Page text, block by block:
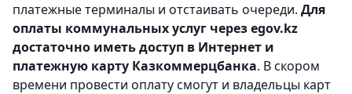
платежные терминалы и отстаивать очереди. Для
оплаты коммунальных услуг через egov.kz
достаточно иметь доступ в Интернет и
платежную карту Казкоммерцбанка. В скором
времени провести оплату смогут и владельцы карт